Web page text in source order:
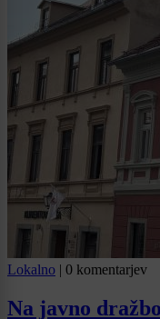
Lokalno | 0 komentarjev
Na javno